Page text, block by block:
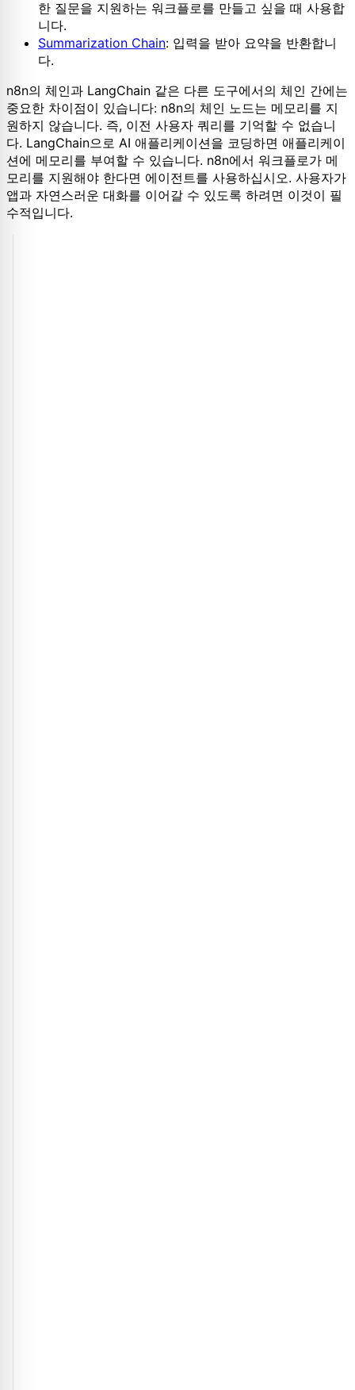
한 질문을 지원하는 워크플로를 만들고 싶을 때 사용합
니다.
Summarization Chain: 입력을 받아 요약을 반환합니
다.
n8n의 체인과 LangChain 같은 다른 도구에서의 체인 간에는
중요한 차이점이 있습니다: n8n의 체인 노드는 메모리를 지
원하지 않습니다. 즉, 이전 사용자 쿼리를 기억할 수 없습니
다. LangChain으로 AI 애플리케이션을 코딩하면 애플리케이
션에 메모리를 부여할 수 있습니다. n8n에서 워크플로가 메
모리를 지원해야 한다면 에이전트를 사용하십시오. 사용자가
앱과 자연스러운 대화를 이어갈 수 있도록 하려면 이것이 필
수적입니다.